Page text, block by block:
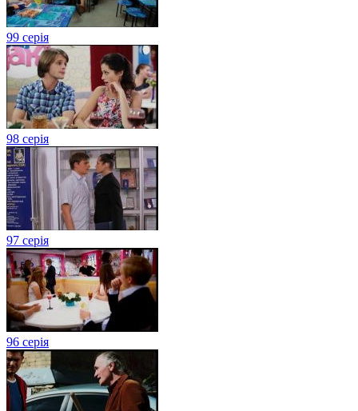
99 серія
98 серія
97 серія
96 серія